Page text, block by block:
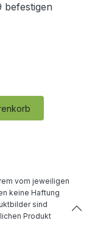
befestigen
vom jeweiligen
keine Haftung
sind
Produkt